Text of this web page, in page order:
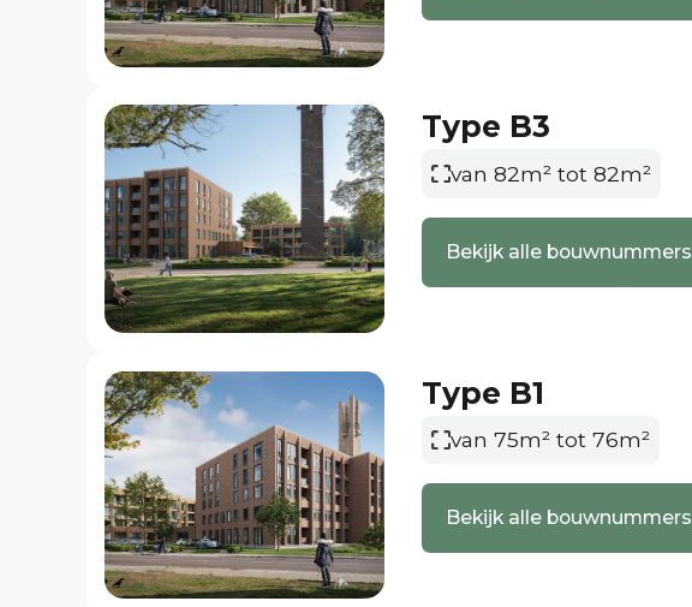
Type B3
van 82m² tot 82m²
Bekijk alle bouwnummers
Type B1
van 75m² tot 76m²
Bekijk alle bouwnummers